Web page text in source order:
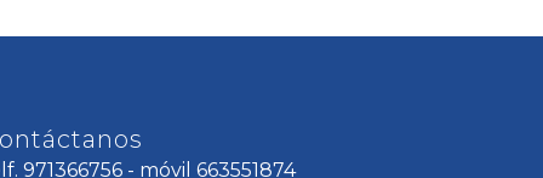
971366756 - móvil 663551874